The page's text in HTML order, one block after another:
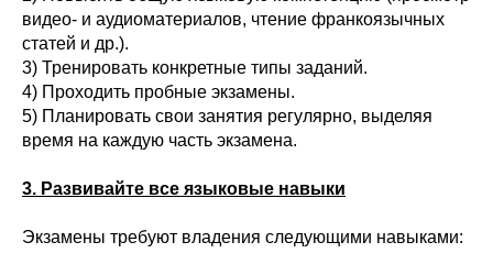
видео- и аудиоматериалов, чтение франкоязычных
статей и др.).
3) Тренировать конкретные типы заданий.
4) Проходить пробные экзамены.
5) Планировать свои занятия регулярно, выделяя
время на каждую часть экзамена.
3. Развивайте все языковые навыки
Экзамены требуют владения следующими навыками: